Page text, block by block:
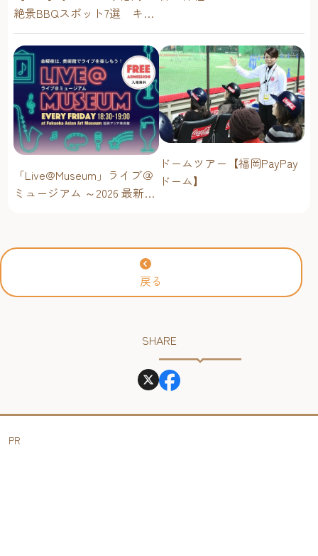
絶景BBQスポット7選 キャ
ンプ場・海辺・公園で手軽
に楽しむ
「Live@Museum」ライブ＠
ミュージアム ～2026 最新イ
ドームツアー【福岡PayPay
ドーム】
戻る
SHARE
PR